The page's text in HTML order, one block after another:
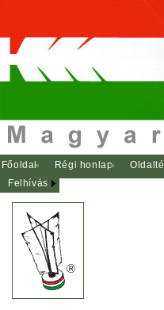
Főoldal Régi honlap
Felhívás